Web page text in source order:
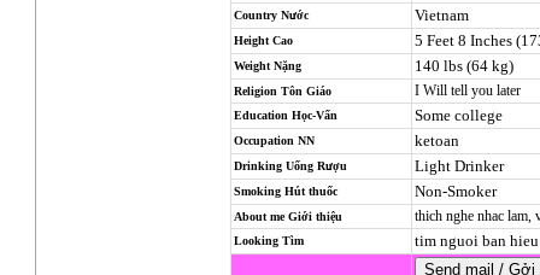
Country Nước Vietnam
Height Cao 5 Feet 8 Inches
Weight Nặng 140 lbs (64 kg)
Religion Tôn Giáo I Will tell you later
Education Học-Vấn Some college
Occupation NN ketoan
Drinking Uống Rượu Light Drinker
Smoking Hút thuốc Non-Smoker
About me Giới thiệu thich nghe nhac lam,
Looking Tìm tim nguoi ban